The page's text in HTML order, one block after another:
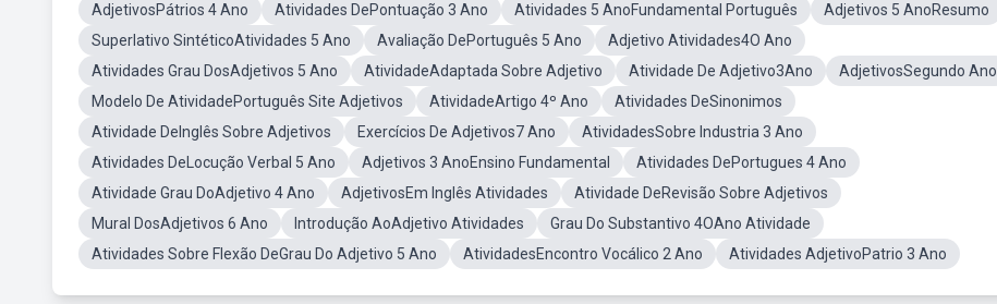
AdjetivosPátrios 4 Ano
Atividades DePontuação 3 Ano Atividades 5 AnoFundamental Português
Adjetivos 5 AnoResumo
Superlativo SintéticoAtividades 5 Ano
Avaliação DePortuguês 5 Ano
Adjetivo Atividades4O Ano
Atividades Grau DosAdjetivos 5 Ano
AtividadeAdaptada Sobre Adjetivo Atividade De Adjetivo3Ano
AdjetivosSegundo Ano
Modelo De AtividadePortuguês Site Adjetivos
AtividadeArtigo 4º Ano
Atividades DeSinonimos
Atividade DeInglês Sobre Adjetivos
Exercícios De Adjetivos7 Ano
AtividadesSobre Industria 3 Ano
Atividades DeLocução Verbal 5 Ano
Adjetivos 3 AnoEnsino Fundamental
Atividades DePortugues 4 Ano
Atividade Grau DoAdjetivo 4 Ano
AdjetivosEm Inglês Atividades
Atividade DeRevisão Sobre Adjetivos
Mural DosAdjetivos 6 Ano
Introdução AoAdjetivo Atividades
Grau Do Substantivo 4OAno Atividade
Atividades Sobre Flexão DeGrau Do Adjetivo 5 Ano
AtividadesEncontro Vocálico 2 Ano Atividades AdjetivoPatrio 3 Ano